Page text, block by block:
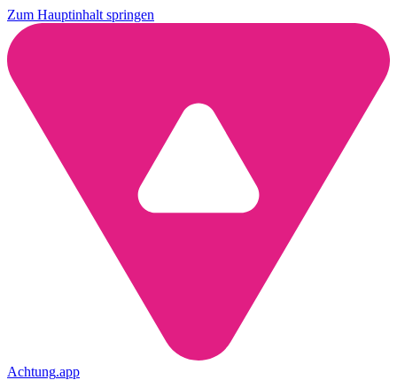
Zum Hauptinhalt springen
Achtung.app